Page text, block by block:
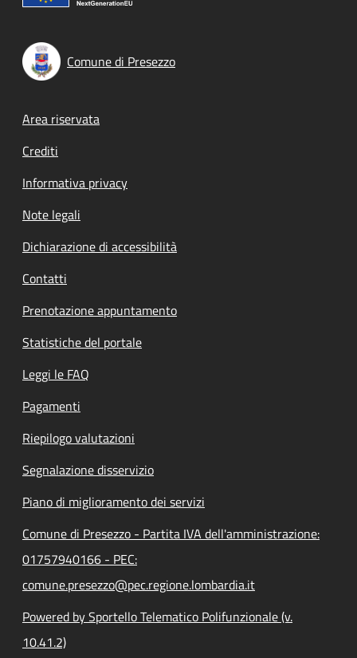
Comune di Presezzo
Footer menu
Area riservata
Crediti
Informativa privacy
Note legali
Dichiarazione di accessibilità
Contatti
Prenotazione appuntamento
Statistiche del portale
Leggi le FAQ
Pagamenti
Riepilogo valutazioni
Segnalazione disservizio
Piano di miglioramento dei servizi
Comune di Presezzo - Partita IVA dell'amministrazione:
01757940166 - PEC:
comune.presezzo@pec.regione.lombardia.it
Powered by Sportello Telematico Polifunzionale (v.
10.41.2)